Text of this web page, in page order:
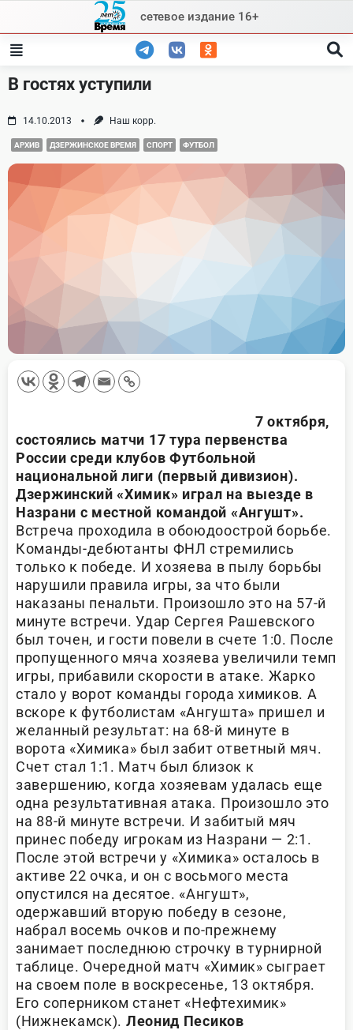
content
сетевое издание 16+
В гостях уступили
14.10.2013 Наш корр.
АРХИВ ДЗЕРЖИНСКОЕ ВРЕМЯ СПОРТ ФУТБОЛ
7 октября,
состоялись матчи 17 тура первенства
России среди клубов Футбольной
национальной лиги (первый дивизион).
Дзержинский «Химик» играл на выезде в
Назрани с местной командой «Ангушт».
Встреча проходила в обоюдоострой борьбе.
Команды-дебютанты ФНЛ стремились
только к победе. И хозяева в пылу борьбы
нарушили правила игры, за что были
наказаны пенальти. Произошло это на 57-й
минуте встречи. Удар Сергея Рашевского
был точен, и гости повели в счете 1:0. После
пропущенного мяча хозяева увеличили темп
игры, прибавили скорости в атаке. Жарко
стало у ворот команды города химиков. А
вскоре к футболистам «Ангушта» пришел и
желанный результат: на 68-й минуте в
ворота «Химика» был забит ответный мяч.
Счет стал 1:1. Матч был близок к
завершению, когда хозяевам удалась еще
одна результативная атака. Произошло это
на 88-й минуте встречи. И забитый мяч
принес победу игрокам из Назрани — 2:1.
После этой встречи у «Химика» осталось в
активе 22 очка, и он с восьмого места
опустился на десятое. «Ангушт»,
одержавший вторую победу в сезоне,
набрал восемь очков и по-прежнему
занимает последнюю строчку в турнирной
таблице. Очередной матч «Химик» сыграет
на своем поле в воскресенье, 13 октября.
Его соперником станет «Нефтехимик»
(Нижнекамск). Леонид Песиков